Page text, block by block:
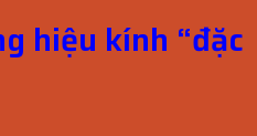
hiệu kính “đặc